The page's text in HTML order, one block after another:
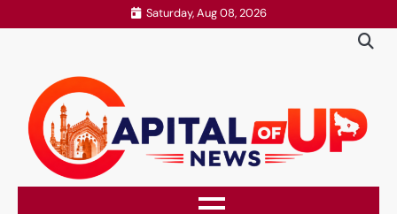
to
Saturday, Aug 08, 2026